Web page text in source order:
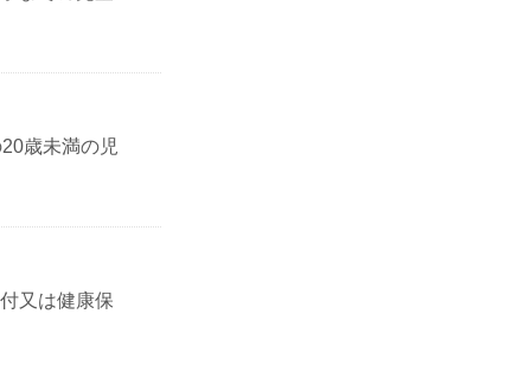
歳未満の児
又は健康保